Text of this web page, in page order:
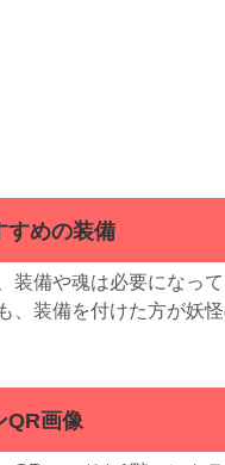
めの装備
装備や魂は必要になっ
、装備を付けた方が妖
画像